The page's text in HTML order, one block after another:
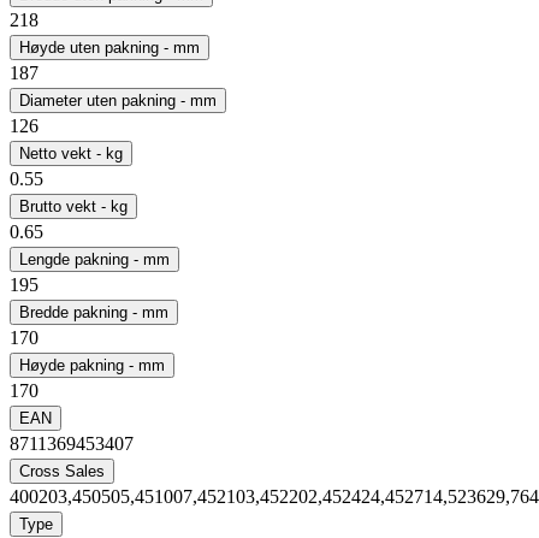
218
Høyde uten pakning - mm
187
Diameter uten pakning - mm
126
Netto vekt - kg
0.55
Brutto vekt - kg
0.65
Lengde pakning - mm
195
Bredde pakning - mm
170
Høyde pakning - mm
170
EAN
8711369453407
Cross Sales
Type